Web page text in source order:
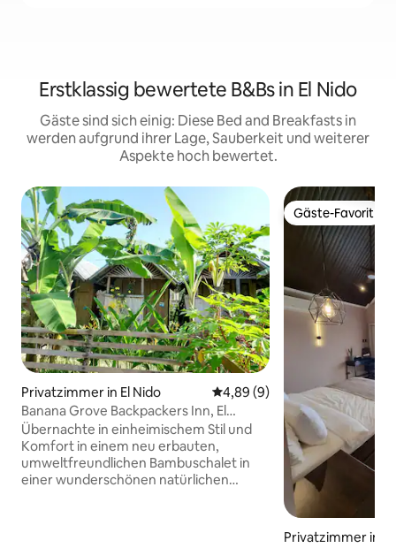
Erstklassig bewertete B&Bs in El Nido
Gäste sind sich einig: Diese Bed and Breakfasts in
werden aufgrund ihrer Lage, Sauberkeit und weiterer
Aspekte hoch bewertet.
Privatzimmer in El Nido Durchschnittliche
4,89 (9)
Banana Grove Backpackers Inn, El
Nido/Lio
Übernachte in einheimischem Stil und
Komfort in einem neu erbauten,
umweltfreundlichen Bambuschalet in
einer wunderschönen natürlichen
Gäste-Favorit
Gäste-Favorit
Privatzimmer in El